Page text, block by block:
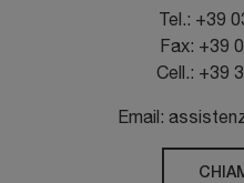
Tel.: +39
Fax: +39
Cell.: +39
Email: